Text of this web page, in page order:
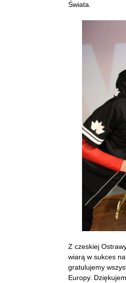
Świata.
Z czeskiej
wiarą w sukces
gratulujemy
Europy.